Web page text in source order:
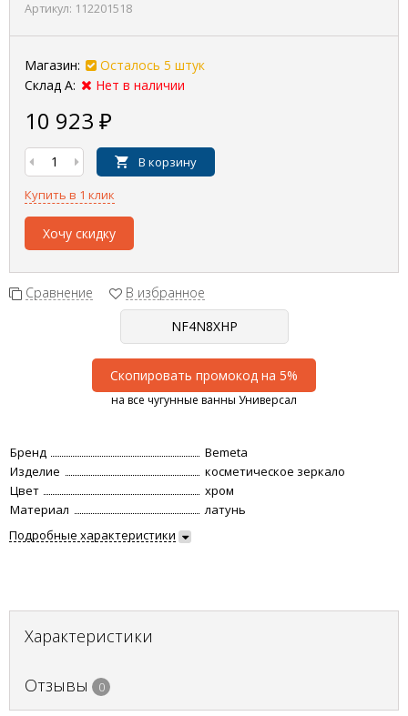
Артикул: 112201518
Магазин:
Осталось 5 штук
Склад А:
Нет в наличии
10 923 ₽
В корзину
Купить в 1 клик
Хочу скидку
Сравнение В избранное
Скопировать промокод на 5%
на все чугунные ванны Универсал
Бренд
Bemeta
Изделие
косметическое зеркало
Цвет
хром
Материал
латунь
Подробные характеристики
Характеристики
Отзывы 0